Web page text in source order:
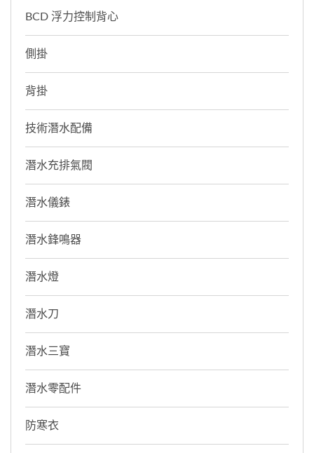
BCD 浮力控制背心
側掛
背掛
技術潛水配備
潛水充排氣閥
潛水儀錶
潛水鋒鳴器
潛水燈
潛水刀
潛水三寶
潛水零配件
防寒衣